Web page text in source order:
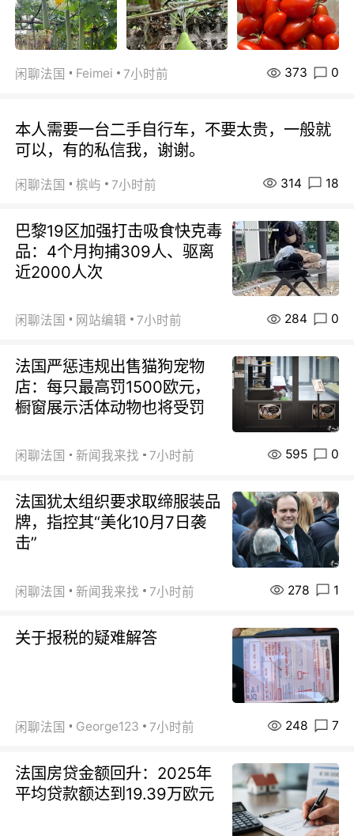
闲聊法国 Feimei 7小时前 373 0
本人需要一台二手自行车，不要太贵，一般就
可以，有的私信我，谢谢。
闲聊法国 槟屿 7小时前 314 18
巴黎19区加强打击吸食快克毒
品：4个月拘捕309人、驱离
近2000人次
闲聊法国 网站编辑 7小时前 284 0
法国严惩违规出售猫狗宠物
店：每只最高罚1500欧元，
橱窗展示活体动物也将受罚
闲聊法国 新闻我来找 7小时前 595 0
法国犹太组织要求取缔服装品
牌，指控其“美化10月7日袭
击”
闲聊法国 新闻我来找 7小时前 278 1
关于报税的疑难解答
闲聊法国 George123 7小时前 248 7
法国房贷金额回升：2025年
平均贷款额达到19.39万欧元